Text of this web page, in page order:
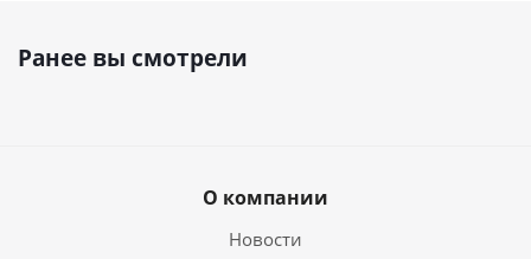
Ранее вы смотрели
О компании
Новости